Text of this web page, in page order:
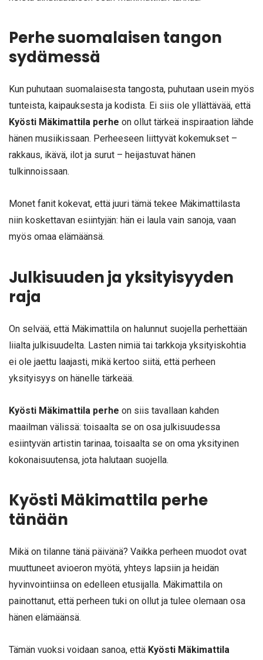
Perhe suomalaisen tangon
sydämessä
Kun puhutaan suomalaisesta tangosta, puhutaan usein myös
tunteista, kaipauksesta ja kodista. Ei siis ole yllättävää, että
Kyösti Mäkimattila perhe on ollut tärkeä inspiraation lähde
hänen musiikissaan. Perheeseen liittyvät kokemukset –
rakkaus, ikävä, ilot ja surut – heijastuvat hänen
tulkinnoissaan.
Monet fanit kokevat, että juuri tämä tekee Mäkimattilasta
niin koskettavan esiintyjän: hän ei laula vain sanoja, vaan
myös omaa elämäänsä.
Julkisuuden ja yksityisyyden
raja
On selvää, että Mäkimattila on halunnut suojella perhettään
liialta julkisuudelta. Lasten nimiä tai tarkkoja yksityiskohtia
ei ole jaettu laajasti, mikä kertoo siitä, että perheen
yksityisyys on hänelle tärkeää.
Kyösti Mäkimattila perhe on siis tavallaan kahden
maailman välissä: toisaalta se on osa julkisuudessa
esiintyvän artistin tarinaa, toisaalta se on oma yksityinen
kokonaisuutensa, jota halutaan suojella.
Kyösti Mäkimattila perhe
tänään
Mikä on tilanne tänä päivänä? Vaikka perheen muodot ovat
muuttuneet avioeron myötä, yhteys lapsiin ja heidän
hyvinvointiinsa on edelleen etusijalla. Mäkimattila on
painottanut, että perheen tuki on ollut ja tulee olemaan osa
hänen elämäänsä.
Tämän vuoksi voidaan sanoa, että Kyösti Mäkimattila